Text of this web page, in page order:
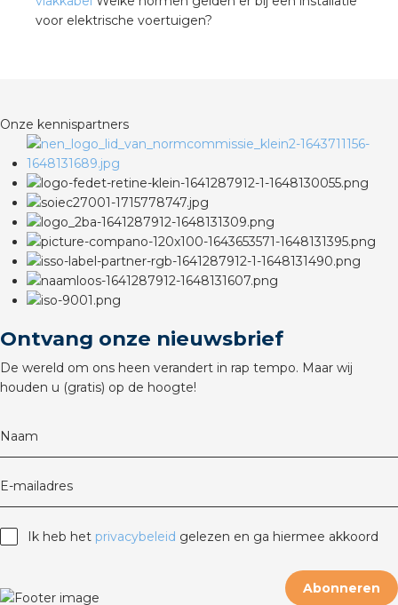
voor elektrische voertuigen?
Onze kennispartners
Ontvang onze nieuwsbrief
De wereld om ons heen verandert in rap tempo. Maar wij
houden u (gratis) op de hoogte!
Naam
E-mailadres
Ik heb het privacybeleid gelezen en ga hiermee akkoord
Abonneren